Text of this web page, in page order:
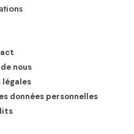
nous
légales
données personnelles